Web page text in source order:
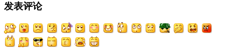
发表评论